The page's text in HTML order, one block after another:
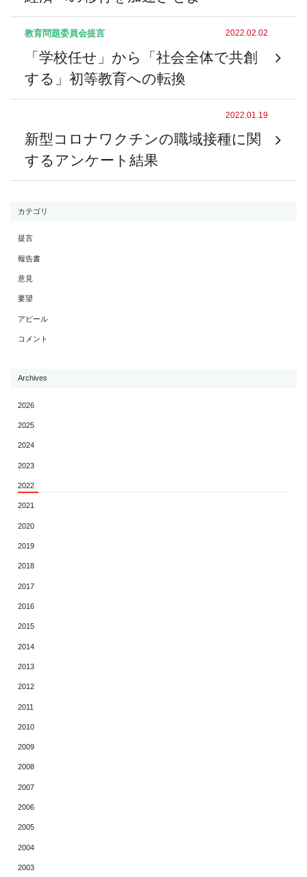
教育問題委員会提言 2022.02.02
「学校任せ」から「社会全体で共創
する」初等教育への転換
2022.01.19
新型コロナワクチンの職域接種に関
するアンケート結果
カテゴリ
提言
報告書
意見
要望
アピール
コメント
Archives
2026
2025
2024
2023
2022
2021
2020
2019
2018
2017
2016
2015
2014
2013
2012
2011
2010
2009
2008
2007
2006
2005
2004
2003